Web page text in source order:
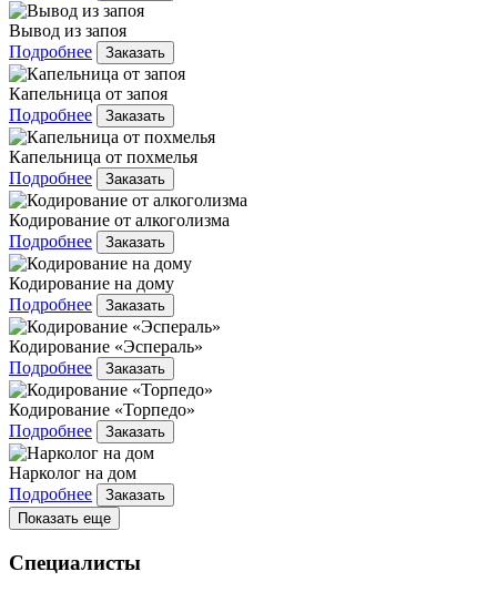
Вывод из запоя
Подробнее
Заказать
Капельница от запоя
Подробнее
Заказать
Капельница от похмелья
Подробнее
Заказать
Кодирование от алкоголизма
Подробнее
Заказать
Кодирование на дому
Подробнее
Заказать
Кодирование «Эспераль»
Подробнее
Заказать
Кодирование «Торпедо»
Подробнее
Заказать
Нарколог на дом
Подробнее
Заказать
Показать еще
Специалисты